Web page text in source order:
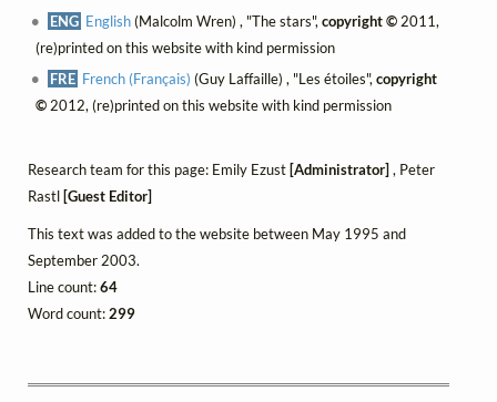
ENG English(Malcolm Wren) , "The stars",copyright © 2011,
(re)printed on this website with kind permission
FRE French (Français) (Guy Laffaille) , "Les étoiles",copyright
©2012, (re)printed on this website with kind permission
Research team for this page: Emily Ezust [Administrator] , Peter
Rastl [Guest Editor]
This text was added to the website between May 1995 and
September 2003.
Line count:64
Word count:299